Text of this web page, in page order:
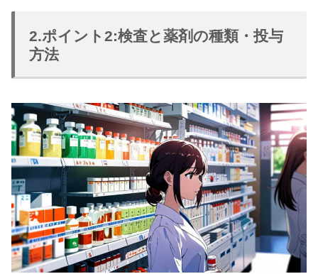
2.ポイント2:検査と薬剤の種類・投与
方法